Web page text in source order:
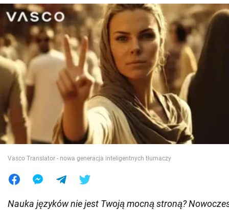
Polityka
Społeczeństwo
Wojna na Ukrainie
Świat
Jedzenie
Vasco Translator - nowa generacja inteligentnych tłumaczy
Nauka języków nie jest Twoją mocną stroną?